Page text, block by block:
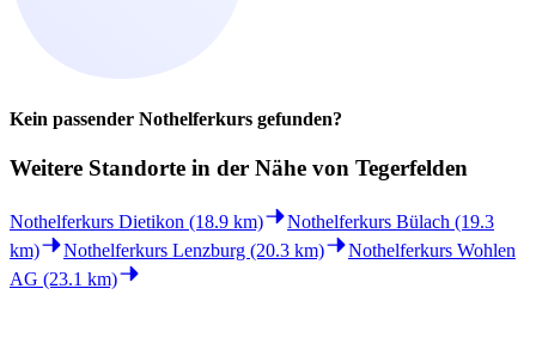
Kein passender Nothelferkurs gefunden?
Weitere Standorte in der Nähe von Tegerfelden
Nothelferkurs Dietikon (18.9 km)
Nothelferkurs Bülach (19.3
km)
Nothelferkurs Lenzburg (20.3 km)
Nothelferkurs Wohlen
AG (23.1 km)